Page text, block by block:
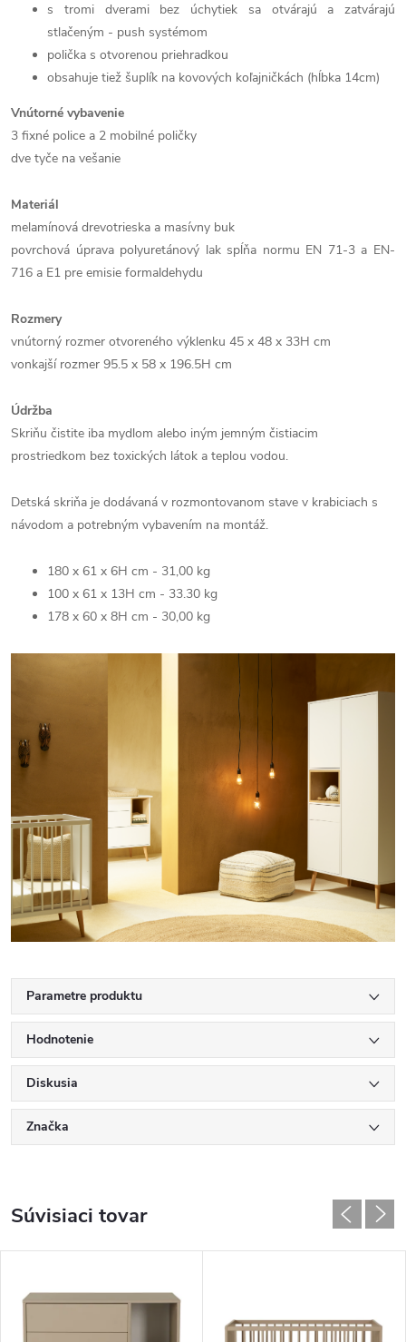
s tromi dverami bez úchytiek sa otvárajú a zatvárajú
stlačeným - push systémom
polička s otvorenou priehradkou
obsahuje tiež šuplík na kovových koľajničkách (hĺbka 14cm)
Vnútorné vybavenie
3 fixné police a 2 mobilné poličky
dve tyče na vešanie
Materiál
melamínová drevotrieska a masívny buk
povrchová úprava polyuretánový lak spĺňa normu EN 71-3 a EN-
716 a E1 pre emisie formaldehydu
Rozmery
vnútorný rozmer otvoreného výklenku 45 x 48 x 33H cm
vonkajší rozmer 95.5 x 58 x 196.5H cm
Údržba
Skriňu čistite iba mydlom alebo iným jemným čistiacim
prostriedkom bez toxických látok a teplou vodou.
Detská skriňa je dodávaná v rozmontovanom stave v krabiciach s
návodom a potrebným vybavením na montáž.
180 x 61 x 6H cm - 31,00 kg
100 x 61 x 13H cm - 33.30 kg
178 x 60 x 8H cm - 30,00 kg
Parametre produktu
Hodnotenie
Diskusia
Značka
Súvisiaci tovar